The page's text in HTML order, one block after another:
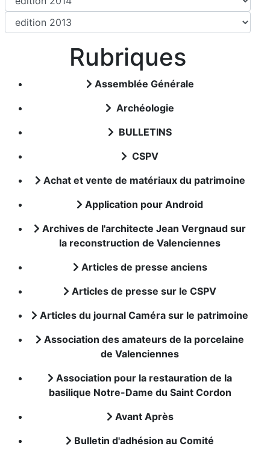
Rubriques
Assemblée Générale
Archéologie
BULLETINS
CSPV
Achat et vente de matériaux du patrimoine
Application pour Android
Archives de l'architecte Jean Vergnaud sur
la reconstruction de Valenciennes
Articles de presse anciens
Articles de presse sur le CSPV
Articles du journal Caméra sur le patrimoine
Association des amateurs de la porcelaine
de Valenciennes
Association pour la restauration de la
basilique Notre-Dame du Saint Cordon
Avant Après
Bulletin d'adhésion au Comité